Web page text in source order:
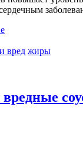
вред жиры